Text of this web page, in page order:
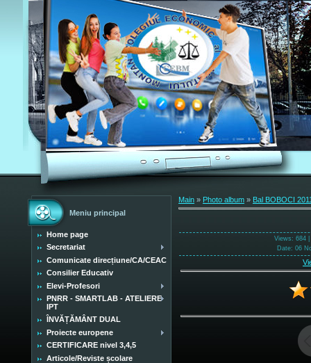
Meniu principal
Home page
Secretariat
Comunicate direcțiune/CA/CEAC
Consilier Educativ
Elevi-Profesori
PNRR - SMARTLAB - ATELIERE
IPT
ÎNVĂȚĂMÂNT DUAL
Proiecte europene
CERTIFICARE nivel 3,4,5
Articole/Reviste școlare
Main » Photo album » Bal BOBOCI
Views: 684 |
Date: 06